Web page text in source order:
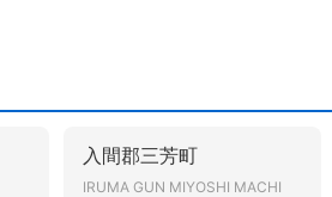
入間郡三芳町
IRUMA GUN MIYOSHI MACHI